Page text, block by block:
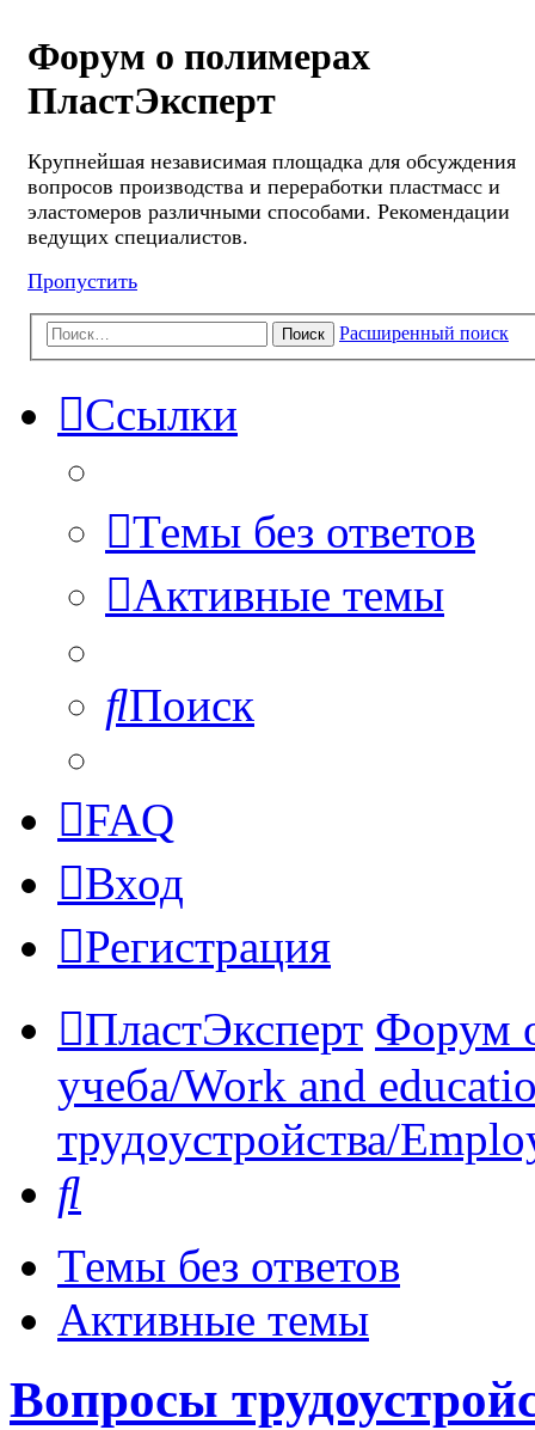
Форум о полимерах
ПластЭксперт
Крупнейшая независимая площадка для обсуждения
вопросов производства и переработки пластмасс и
эластомеров различными способами. Рекомендации
ведущих специалистов.
Пропустить
Поиск Расширенный поиск
Ссылки
Темы без ответов
Активные темы
Поиск
FAQ
Вход
Регистрация
ПластЭксперт Форум
учеба/Work and
трудоустройства/
Темы без ответов
Активные темы
Вопросы